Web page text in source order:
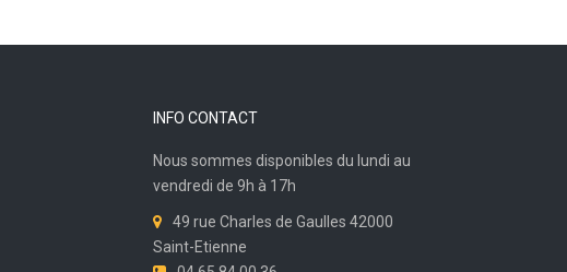
INFO CONTACT
Nous sommes disponibles du lundi au
vendredi de 9h à 17h
49 rue Charles de Gaulles 42000
Saint-Etienne